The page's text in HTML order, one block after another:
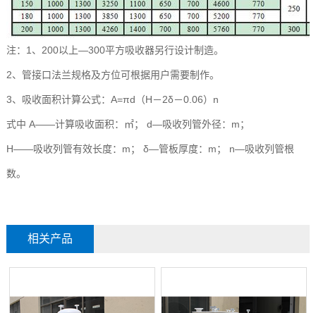
注：1、200以上—300平方吸收器另行设计制造。
2、管接口法兰规格及方位可根据用户需要制作。
3、吸收面积计算公式：A=πd（H－2δ－0.06）n
式中 A——计算吸收面积：㎡； d—吸收列管外径：m；
H——吸收列管有效长度：m； δ—管板厚度：m； n—吸收列管根
数。
相关产品